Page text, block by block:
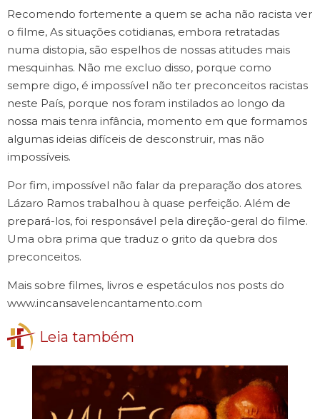
Recomendo fortemente a quem se acha não racista ver
o filme, As situações cotidianas, embora retratadas
numa distopia, são espelhos de nossas atitudes mais
mesquinhas. Não me excluo disso, porque como
sempre digo, é impossível não ter preconceitos racistas
neste País, porque nos foram instilados ao longo da
nossa mais tenra infância, momento em que formamos
algumas ideias difíceis de desconstruir, mas não
impossíveis.
Por fim, impossível não falar da preparação dos atores.
Lázaro Ramos trabalhou à quase perfeição. Além de
prepará-los, foi responsável pela direção-geral do filme.
Uma obra prima que traduz o grito da quebra dos
preconceitos.
Mais sobre filmes, livros e espetáculos nos posts do
www.incansavelencantamento.com
Leia também